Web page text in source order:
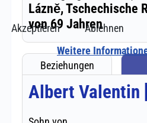
Akzeptieren
Ablehnen
Weitere